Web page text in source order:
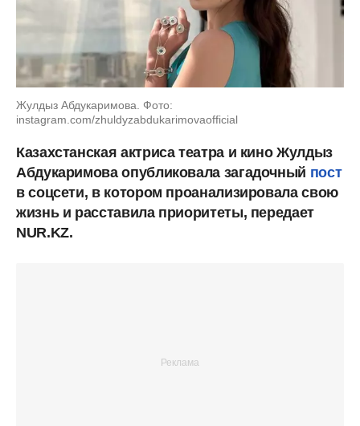
Жулдыз Абдукаримова. Фото:
instagram.com/zhuldyzabdukarimovaofficial
Казахстанская актриса театра и кино Жулдыз
Абдукаримова опубликовала загадочный пост
в соцсети, в котором проанализировала свою
жизнь и расставила приоритеты, передает
NUR.KZ.